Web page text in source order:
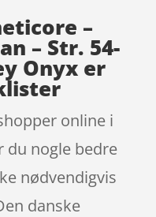
–
– Str. 54-
Onyx er
online i
du nogle bedre
nødvendigvis
danske